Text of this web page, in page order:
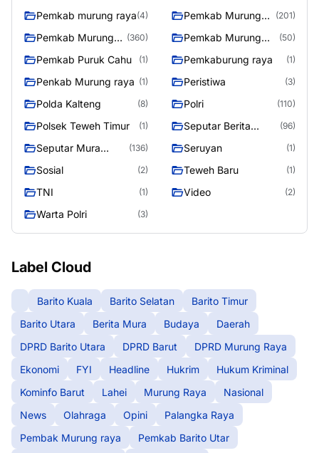
Pemkab murung raya(4)
Pemkab Murung
(201)
Pemkab Murung
(360)
Pemkab Murung
(50)
Pemkab Puruk Cahu (1) Pemkaburung raya (1)
Penkab Murung raya (1) Peristiwa (3)
Polda Kalteng (8) Polri (110)
Polsek Teweh Timur (1)
Seputar Berita
(96)
Seputar Mura
(136) Seruyan (1)
Sosial (2) Teweh Baru (1)
TNI (1) Video (2)
Warta Polri (3)
Label Cloud
Barito Kuala Barito Selatan
Barito Timur
Barito Utara
Berita Mura Budaya
Daerah
DPRD Barito Utara
DPRD Barut
DPRD Murung Raya
Ekonomi
FYI Headline Hukrim
Hukum Kriminal
Kominfo Barut
Lahei Murung Raya
Nasional
News
Olahraga Opini
Palangka Raya
Pembak Murung raya
Pemkab Barito Utar